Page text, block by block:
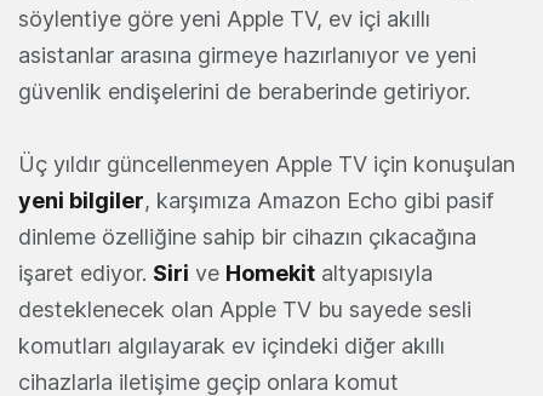
söylentiye göre yeni Apple TV, ev içi akıllı
asistanlar arasına girmeye hazırlanıyor ve yeni
güvenlik endişelerini de beraberinde getiriyor.
Üç yıldır güncellenmeyen Apple TV için konuşulan
yeni bilgiler, karşımıza Amazon Echo gibi pasif
dinleme özelliğine sahip bir cihazın çıkacağına
işaret ediyor. Siri ve Homekit altyapısıyla
desteklenecek olan Apple TV bu sayede sesli
komutları algılayarak ev içindeki diğer akıllı
cihazlarla iletişime geçip onlara komut